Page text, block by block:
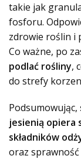
takie jak
fosforu.
zdrowie roślin i
Co ważne, po
podlać rośliny,
do strefy
Podsumowując,
jesienią opiera
składników
oraz sprawność